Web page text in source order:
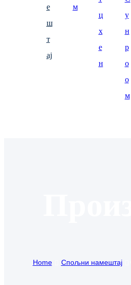
е
ш
т
ај
м
ц
х
е
н
у
н
р
о
о
м
Home Спољни намештај